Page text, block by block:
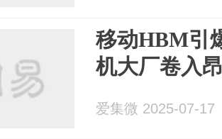
移动HBM引
机大厂卷入
爱集微 2025-07-17